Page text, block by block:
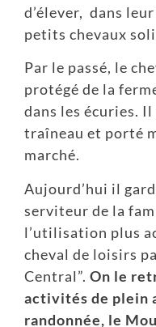
d’élever, dans
petits chevaux
Par le passé, le
protégé de la
dans les écuries.
traîneau et porté
marché.
Aujourd’hui il
serviteur de la
l’utilisation plus
cheval de loisirs
Central”. On le
activités de plein
randonnée, le